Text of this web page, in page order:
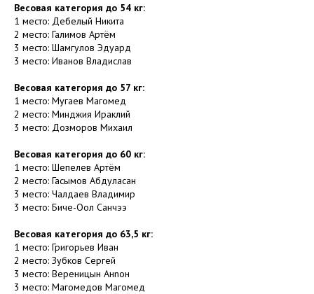
Весовая категория до 54 кг:
1 место: Дебелый Никита
2 место: Галимов Артём
3 место: Шамгулов Эдуард
3 место: Иванов Владислав
Весовая категория до 57 кг:
1 место: Мугаев Магомед
2 место: Минджия Ираклий
3 место: Дозморов Михаил
Весовая категория до 60 кг:
1 место: Шепелев Артём
2 место: Гасымов Абдуласан
3 место: Чалдаев Владимир
3 место: Биче-Оол Санчээ
Весовая категория до 63,5 кг:
1 место: Григорьев Иван
2 место: Зубков Сергей
3 место: Вереницын Анnон
3 место: Магомедов Магомед